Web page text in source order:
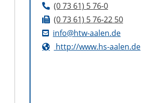
(073 61) 576-0
(073 61) 576-22 50
info@htw-aalen.de
http://www.hs-aalen.de